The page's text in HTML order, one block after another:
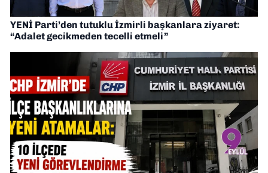
YENİ Parti’den tutuklu İzmirli başkanlara ziyaret:
“Adalet gecikmeden tecelli etmeli”